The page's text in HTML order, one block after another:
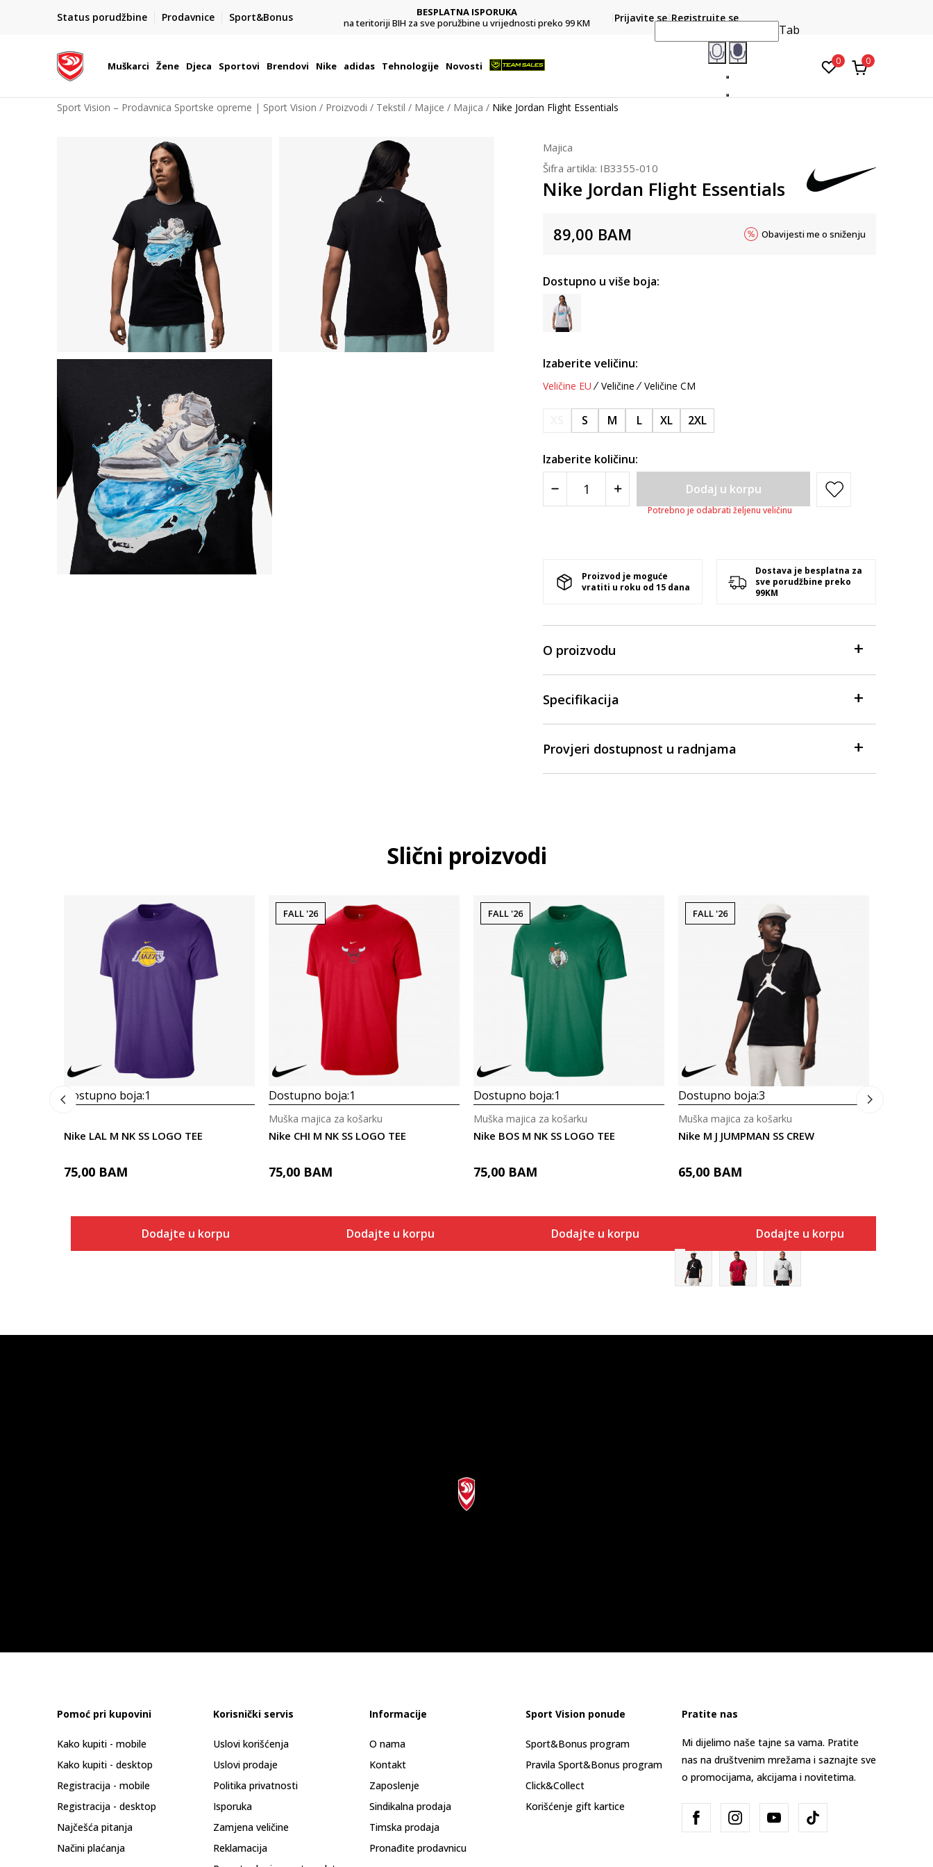
Status porudžbine Prodavnice Sport&Bonus
: 055/490-400
BESPLATNA ISPORUKA
na teritoriji BIH za sve poružbine u vrijednosti preko 99 KM
Platite karticom online i preuzmite u prodavnici po vašem
izboru
do 6 mjesečnih rata bez kamate
Prijavite se Registrujte se
Muškarci Žene Djeca Sportovi Brendovi Nike adidas Tehnologije Novosti
Tab
0 0
Sport Vision – Prodavnica Sportske opreme | Sport Vision Proizvodi Tekstil Majice Majica Nike Jordan Flight Essentials
Majica
Šifra artikla: IB3355-010
Nike Jordan Flight Essentials
89,00 BAM Obavijesti me o sniženju
Dostupno u više boja:
Izaberite veličinu:
Veličine EU Veličine Veličine CM
S M L XL 2XL
Izaberite količinu:
Dodaj u korpu
Potrebno je odabrati željenu veličinu
Proizvod je moguće
vratiti u roku od 15 dana
Dostava je besplatna za
sve porudžbine preko
99KM
O proizvodu
Specifikacija
Provjeri dostupnost u radnjama
Slični proizvodi
Dostupno boja:1
Nike LAL M NK SS LOGO TEE
75,00 BAM
Dodajte u korpu
FALL '26
Dostupno boja:1
Nike CHI M NK SS LOGO TEE
Muška majica za košarku
75,00 BAM
Dodajte u korpu
FALL '26
Dostupno boja:1
Nike BOS M NK SS LOGO TEE
Muška majica za košarku
75,00 BAM
Dodajte u korpu
FALL '26
Dostupno boja:3
Nike M J JUMPMAN SS CREW
Muška majica za košarku
65,00 BAM
Dodajte u korpu
Pomoć pri kupovini
Kako kupiti - mobile
Kako kupiti - desktop
Registracija - mobile
Registracija - desktop
Najčešća pitanja
Načini plaćanja
Korisnički servis
Uslovi korišćenja
Uslovi prodaje
Politika privatnosti
Isporuka
Zamjena veličine
Reklamacija
Informacije
O nama
Kontakt
Zaposlenje
Sindikalna prodaja
Timska prodaja
Pronađite prodavnicu
Sport Vision ponude
Sport&Bonus program
Pravila Sport&Bonus program
Click&Collect
Korišćenje gift kartice
Pratite nas
Mi dijelimo naše tajne sa vama. Pratite
nas na društvenim mrežama i saznajte sve
o promocijama, akcijama i novitetima.